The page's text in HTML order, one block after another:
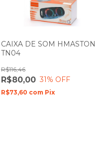
CAIXA DE SOM HMASTON
TN04
R$80,00
R$116,46
31% OFF
R$73,60 com Pix